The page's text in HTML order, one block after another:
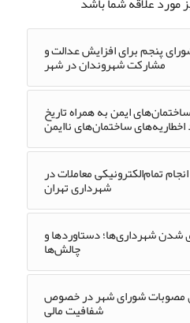
پنجم برای افزایش عدالت و
مشارکت شهروندان در شهر
ایمن به همراه تاریخ
اخطاریه‌های ساختمان‌های ناایمن
تمام‌الکترونیکی معاملات در
شهرداری تهران
شهرداری‌ها؛ دستاوردها و
چالش‌ها
مصوبات شورای شهر در خصوص
شفافیت مالی